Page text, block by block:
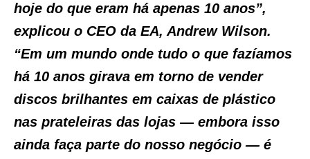
hoje do que eram há apenas 10 anos”,
explicou o CEO da EA, Andrew Wilson.
“Em um mundo onde tudo o que fazíamos
há 10 anos girava em torno de vender
discos brilhantes em caixas de plástico
nas prateleiras das lojas — embora isso
ainda faça parte do nosso negócio — é